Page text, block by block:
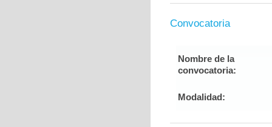
Convocatoria
Nombre de la
convocatoria:
Modalidad: